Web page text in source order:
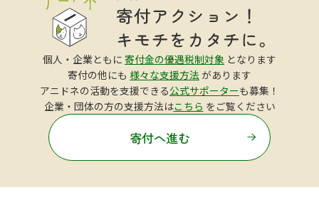
個人・企業ともに 寄付金の優遇税制対象 となります
寄付の他にも 様々な支援方法 があります
アニドネの活動を支援できる公式サポーターも募集！
企業・団体の方の支援方法はこちら をご覧ください
寄付へ進む